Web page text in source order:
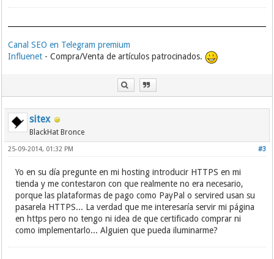
Canal SEO en Telegram premium
Influenet - Compra/Venta de artículos patrocinados.
sitex
BlackHat Bronce
#3
25-09-2014, 01:32 PM
Yo en su día pregunte en mi hosting introducir HTTPS en mi
tienda y me contestaron con que realmente no era necesario,
porque las plataformas de pago como PayPal o servired usan su
pasarela HTTPS... La verdad que me interesaría servir mi página
en https pero no tengo ni idea de que certificado comprar ni
como implementarlo... Alguien que pueda iluminarme?